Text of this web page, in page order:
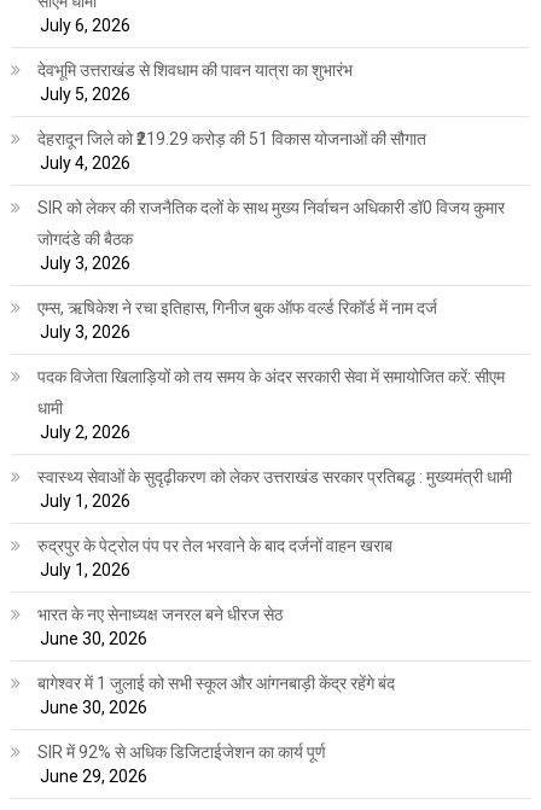
July 6, 2026
देवभूमि उत्तराखंड से शिवधाम की पावन यात्रा का शुभारंभ
July 5, 2026
देहरादून जिले को ₹219.29 करोड़ की 51 विकास योजनाओं की सौगात
July 4, 2026
SIR को लेकर की राजनैतिक दलों के साथ मुख्य निर्वाचन अधिकारी डॉ0 विजय कुमार
जोगदंडे की बैठक
July 3, 2026
एम्स, ऋषिकेश ने रचा इतिहास, गिनीज बुक ऑफ वर्ल्ड रिकॉर्ड में नाम दर्ज
July 3, 2026
पदक विजेता खिलाड़ियों को तय समय के अंदर सरकारी सेवा में समायोजित करें: सीएम
धामी
July 2, 2026
स्वास्थ्य सेवाओं के सुदृढ़ीकरण को लेकर उत्तराखंड सरकार प्रतिबद्ध : मुख्यमंत्री धामी
July 1, 2026
रुद्रपुर के पेट्रोल पंप पर तेल भरवाने के बाद दर्जनों वाहन खराब
July 1, 2026
भारत के नए सेनाध्यक्ष जनरल बने धीरज सेठ
June 30, 2026
बागेश्वर में 1 जुलाई को सभी स्कूल और आंगनबाड़ी केंद्र रहेंगे बंद
June 30, 2026
SIR में 92% से अधिक डिजिटाईजेशन का कार्य पूर्ण
June 29, 2026